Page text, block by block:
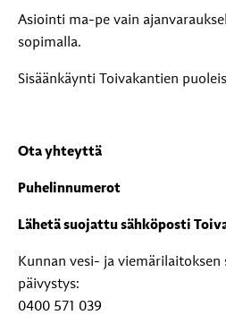
Asiointi ma-pe vain
sopimalla.
Sisäänkäynti Toivakantien
Ota yhteyttä
Puhelinnumerot
Lähetä suojattu sähköposti
Kunnan vesi- ja
päivystys:
0400 571 039